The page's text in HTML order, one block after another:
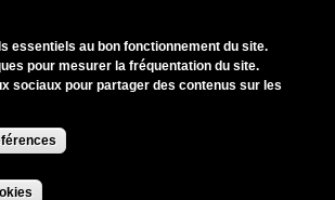
Contact
essentiels au bon fonctionnement du site.
pour mesurer la fréquentation du site.
sociaux pour partager des contenus sur les